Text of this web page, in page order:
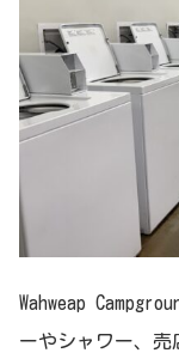
Wahweap
ーやシャワー、売